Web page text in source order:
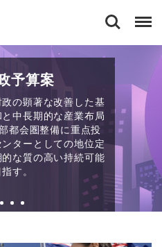
予算案
の顕著な改善した基
中長期的な産業布局
都会圏整備に重点投
ターとしての地位定
な質の高い持続可能
す。